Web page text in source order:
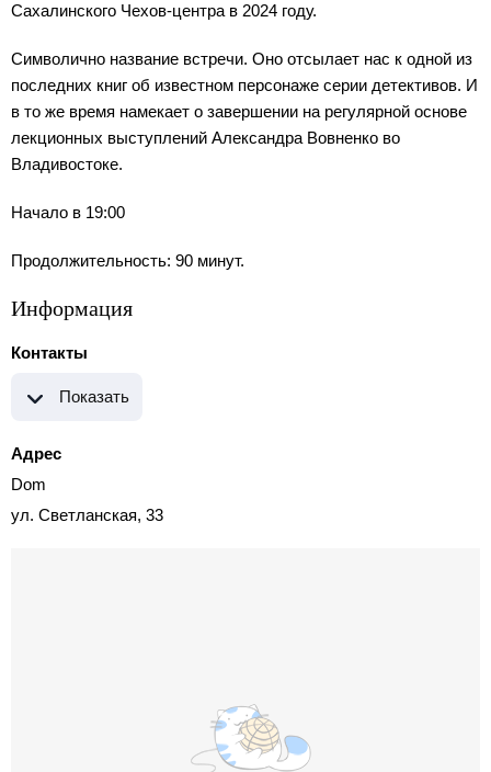
Сахалинского Чехов-центра в 2024 году.
Символично название встречи. Оно отсылает нас к одной из
последних книг об известном персонаже серии детективов. И
в то же время намекает о завершении на регулярной основе
лекционных выступлений Александра Вовненко во
Владивостоке.
Начало в 19:00
Продолжительность: 90 минут.
Информация
Контакты
Показать
Адрес
Dom
ул. Светланская, 33